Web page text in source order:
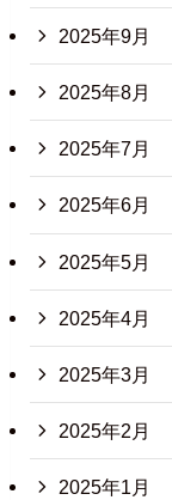
2025年9月
2025年8月
2025年7月
2025年6月
2025年5月
2025年4月
2025年3月
2025年2月
2025年1月